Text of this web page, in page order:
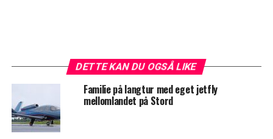
DETTE KAN DU OGSÅ LIKE
Familie på langtur med eget jetfly
mellomlandet på Stord